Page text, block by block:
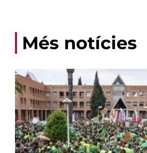
Més notícies